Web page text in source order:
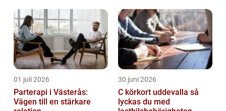
01 juli 2026
Parterapi i Västerås:
Vägen till en stärkare
30 juni 2026
C körkort uddevalla så
lyckas du med